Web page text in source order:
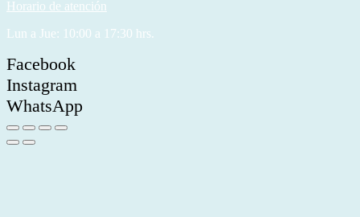
Horario de atención
Lun a Jue: 10:00 a 17:30 hrs.
Facebook
Instagram
WhatsApp